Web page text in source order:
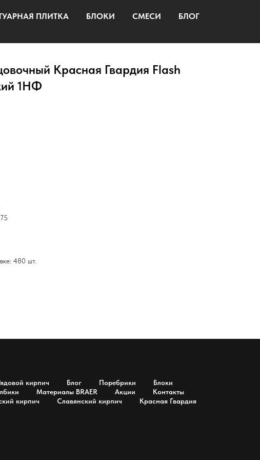
ПЛИТКА БЛОКИ СМЕСИ
БЛОГ
Красная Гвардия Flash
1НФ
480 шт.
кирпич Блог Поребрики
Блоки
Материалы BRAER Акции
Контакты
кирпич Славянский кирпич
Красная Гвардия